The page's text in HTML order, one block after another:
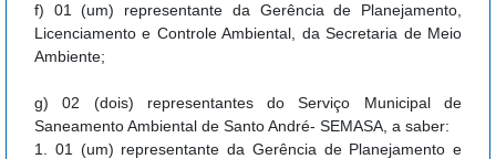
f) 01 (um) representante da Gerência de Planejamento,
Licenciamento e Controle Ambiental, da Secretaria de Meio
Ambiente;
g) 02 (dois) representantes do Serviço Municipal de
Saneamento Ambiental de Santo André- SEMASA, a saber:
1. 01 (um) representante da Gerência de Planejamento e